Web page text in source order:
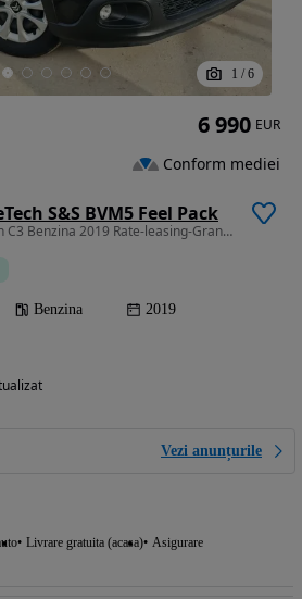
1 / 6
S&S BVM5 Feel Pack
1199 cm3 • 83 CP • Citroen C3 Benzina 2019 Rate-leasing-Grantie
Benzina 2019
Vezi anunțurile
Livrare gratuita (acasa) Asigurare
6 990 EUR
Conform mediei